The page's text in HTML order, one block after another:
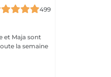
499
et Maja sont
la semaine